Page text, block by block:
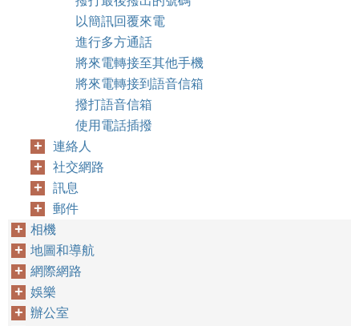
以簡訊回覆來電
進行多方通話
將來電轉接至其他手機
將來電轉接到語音信箱
撥打語音信箱
使用電話插撥
連絡人
社交網路
訊息
郵件
相機
地圖和導航
網際網路
娛樂
辦公室